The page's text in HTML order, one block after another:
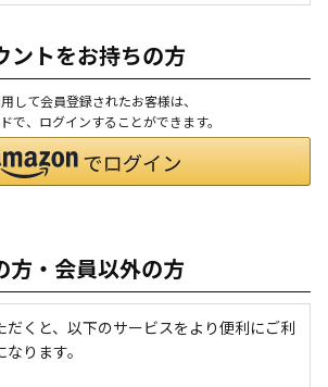
トをお持ちの方
して会員登録されたお客様は、
で、ログインすることができます。
方・会員以外の方
だくと、以下のサービスをより便利にご利
ります。